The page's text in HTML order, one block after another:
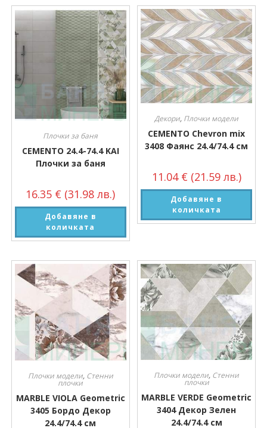
Плочки за баня
CEMENTO 24.4-74.4 KAI
Плочки за баня
16.35 € (31.98 лв.)
Добавяне в
количката
Декори, Плочки модели
CEMENTO Chevron mix
3408 Фаянс 24.4/74.4 см
11.04 € (21.59 лв.)
Добавяне в
количката
Плочки модели, Стенни
плочки
MARBLE VIOLA Geometric
3405 Бордо Декор
24.4/74.4 см
Плочки модели, Стенни
плочки
MARBLE VERDE Geometric
3404 Декор Зелен
24.4/74.4 см